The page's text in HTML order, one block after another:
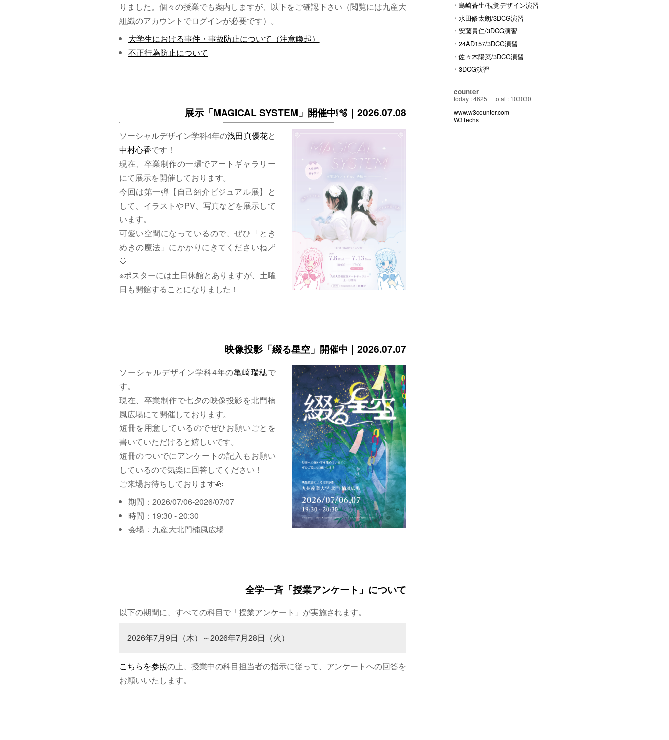
島崎蒼生/視覚デザイン演習
水田修太朗/3DCG演習
安藤貴仁/3DCG演習
24AD157/3DCG演習
佐々木陽菜/3DCG演習
3DCG演習
counter
today : 4625
total : 103030
www.w3counter.com
W3Techs
りました。個々の授業でも案内しますが、以下をご確認下さい（閲覧には九産大
組織のアカウントでログインが必要です）。
大学生における事件・事故防止について（注意喚起）
不正行為防止について
展示「MAGICAL SYSTEM」開催中❕🫧｜2026.07.08
ソーシャルデザイン学科4年の浅田真優花と
中村心香です！
現在、卒業制作の一環でアートギャラリー
にて展示を開催しております。
今回は第一弾【自己紹介ビジュアル展】と
して、イラストやPV、写真などを展示して
います。
可愛い空間になっているので、ぜひ「とき
めきの魔法」にかかりにきてくださいね🪄
🤍
※ポスターには土日休館とありますが、土曜
日も開館することになりました！
映像投影「綴る星空」開催中｜2026.07.07
ソーシャルデザイン学科4年の亀崎瑞穂で
す。
現在、卒業制作で七夕の映像投影を北門楠
風広場にて開催しております。
短冊を用意しているのでぜひお願いごとを
書いていただけると嬉しいです。
短冊のついでにアンケートの記入もお願い
しているので気楽に回答してください！
ご来場お待ちしております🎋
期間：2026/07/06-2026/07/07
時間：19:30 - 20:30
会場：九産大北門楠風広場
全学一斉「授業アンケート」について
以下の期間に、すべての科目で「授業アンケート」が実施されます。
2026年7月9日（木）～2026年7月28日（火）
こちらを参照の上、授業中の科目担当者の指示に従って、アンケートへの回答を
お願いいたします。